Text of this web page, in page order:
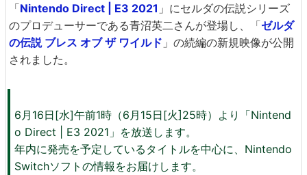
「Nintendo Direct | E3 2021 」にセルダの伝説シリーズ
のプロデューサーである青沼英二さんが登場し、「ゼルダ
の伝説 ブレス オブ ザ ワイルド 」の続編の新規映像が公開
されました。
6月16日[水]午前1時（6月15日[火]25時）より「Nintend
o Direct | E3 2021」を放送します。
年内に発売を予定しているタイトルを中心に、Nintendo
Switchソフトの情報をお届けします。